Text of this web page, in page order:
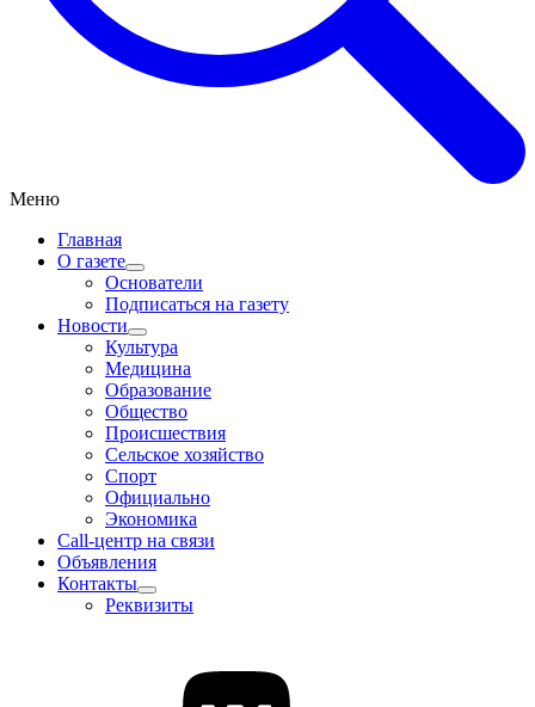
Меню
Главная
О газете
Основатели
Подписаться на газету
Новости
Культура
Медицина
Образование
Общество
Происшествия
Сельское хозяйство
Спорт
Официально
Экономика
Call-центр на связи
Объявления
Контакты
Реквизиты